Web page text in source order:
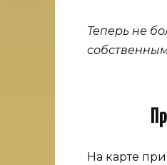
Теперь не
На карте